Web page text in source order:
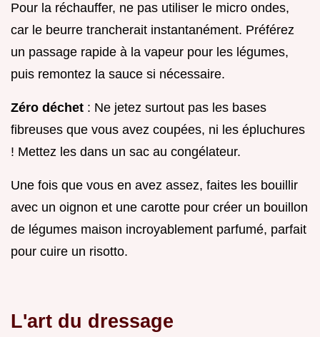
Pour la réchauffer, ne pas utiliser le micro ondes,
car le beurre trancherait instantanément. Préférez
un passage rapide à la vapeur pour les légumes,
puis remontez la sauce si nécessaire.
Zéro déchet : Ne jetez surtout pas les bases
fibreuses que vous avez coupées, ni les épluchures
! Mettez les dans un sac au congélateur.
Une fois que vous en avez assez, faites les bouillir
avec un oignon et une carotte pour créer un bouillon
de légumes maison incroyablement parfumé, parfait
pour cuire un risotto.
L'art du dressage